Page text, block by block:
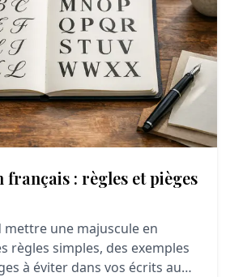
français : règles et pièges
une majuscule en
règles simples, des exemples
à éviter dans vos écrits au